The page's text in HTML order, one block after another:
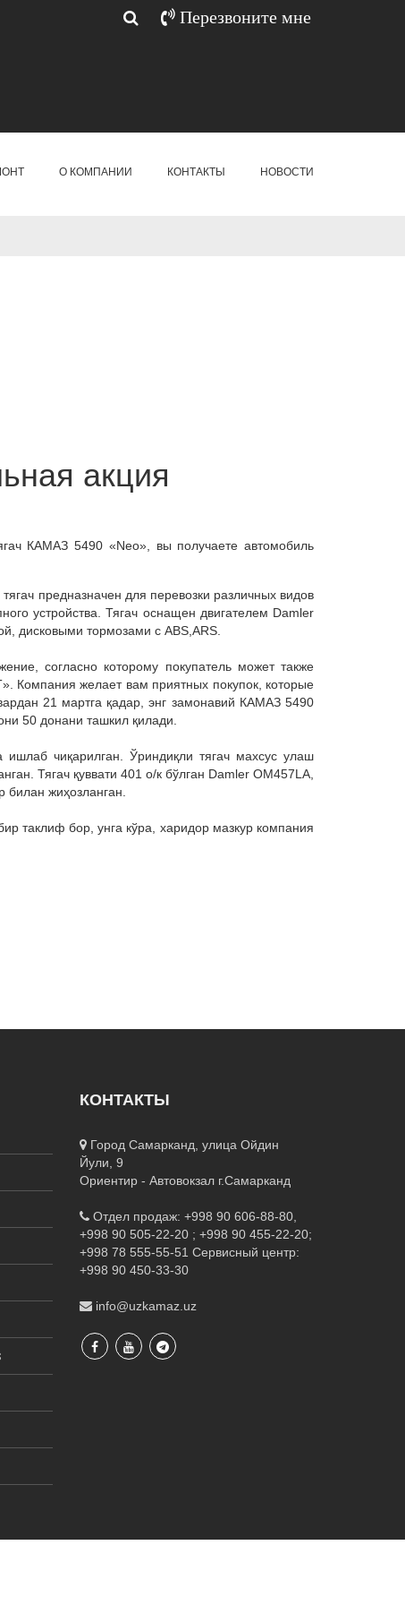
Перезвоните мне
О КОМПАНИИ КОНТАКТЫ НОВОСТИ
акция
КАМАЗ 5490 «Neo», вы получаете автомобиль
предназначен для перевозки различных видов
устройства. Тягач оснащен двигателем Damler
дисковыми тормозами с ABS,ARS.
согласно которому покупатель может также
Компания желает вам приятных покупок, которые
21 мартга қадар, энг замонавий КАМАЗ 5490
50 донани ташкил қилади.
чиқарилган. Ўриндиқли тягач махсус улаш
Тягач қуввати 401 о/к бўлган Damler OM457LA,
билан жиҳозланган.
таклиф бор, унга кўра, харидор мазкур компания
КОНТАКТЫ
Город Самарканд, улица Ойдин
Йули, 9
Ориентир - Автовокзал г.Самарканд
Отдел продаж: +998 90 606-88-80,
+998 90 505-22-20 ; +998 90 455-22-20;
+998 78 555-55-51 Сервисный центр:
+998 90 450-33-30
info@uzkamaz.uz